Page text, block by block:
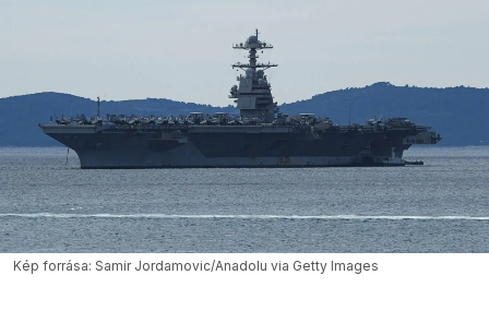
Kép forrása: Samir Jordamovic/Anadolu via Getty Images